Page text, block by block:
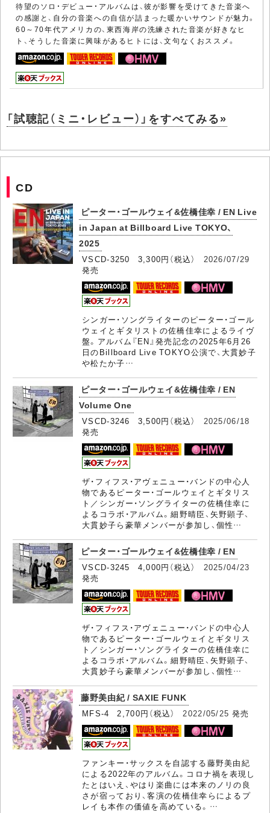
待望のソロ・デビュー・アルバムは、彼が影響を受けてきた音楽へ
の感謝と、自分の音楽への自信が詰まった暖かいサウンドが魅力。
60～70年代アメリカの、東西海岸の洗練された音楽が好きなヒ
ト、そうした音楽に興味があるヒトには、文句なくおススメ。
「試聴記（ミニ・レビュー）」をすべてみる»
CD
ピーター・ゴールウェイ&佐橋佳幸 / EN Live
in Japan at Billboard Live TOKYO、
2025
VSCD-3250 3,300円（税込） 2026/07/29
発売
シンガー・ソングライターのピーター・ゴール
ウェイとギタリストの佐橋佳幸によるライヴ
盤。アルバム『EN』発売記念の2025年6月26
日のBillboard Live TOKYO公演で、大貫妙子
や松たか子…
ピーター・ゴールウェイ&佐橋佳幸 / EN
Volume One
VSCD-3246 3,500円（税込） 2025/06/18
発売
ザ・フィフス・アヴェニュー・バンドの中心人
物であるピーター・ゴールウェイとギタリス
ト／シンガー・ソングライターの佐橋佳幸に
よるコラボ・アルバム。細野晴臣、矢野顕子、
大貫妙子ら豪華メンバーが参加し、個性…
ピーター・ゴールウェイ&佐橋佳幸 / EN
VSCD-3245 4,000円（税込） 2025/04/23
発売
ザ・フィフス・アヴェニュー・バンドの中心人
物であるピーター・ゴールウェイとギタリス
ト／シンガー・ソングライターの佐橋佳幸に
よるコラボ・アルバム。細野晴臣、矢野顕子、
大貫妙子ら豪華メンバーが参加し、個性…
藤野美由紀 / SAXIE FUNK
MFS-4 2,700円（税込）2022/05/25 発売
ファンキー・サックスを自認する藤野美由紀
による2022年のアルバム。コロナ禍を表現し
たとはいえ、やはり楽曲には本来のノリの良
さが宿っており、客演の佐橋佳幸らによるプ
レイも本作の価値を高めている。…